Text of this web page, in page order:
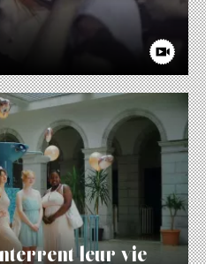
leur vie